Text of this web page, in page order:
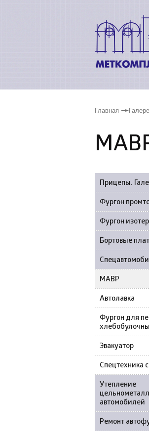
Главная
Прицепы.
Фургон
Фургон
Бортовые
МАВР
Автолавка
Фургон для
Эвакуатор
Спецтехника
Утепление
автомобилей
Ремонт